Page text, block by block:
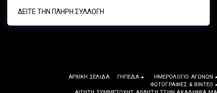
ΔΕΊΤΕ ΤΗΝ ΠΛΉΡΗ ΣΥΛΛΟΓΉ
ΑΡΧΙΚΉ ΣΕΛΊΔΑ ΓΉΠΕΔΑ
ΗΜΕΡΟΛΌΓΙΟ ΑΓΏΝΩΝ
ΦΩΤΟΓΡΑΦΙΕΣ & ΒΙΝΤΕΟ